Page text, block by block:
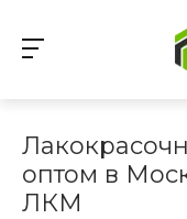
оптом в
ЛКМ